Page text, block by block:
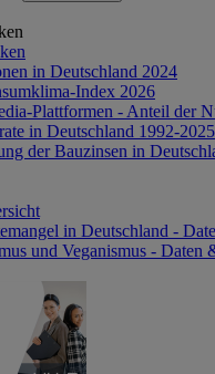
in Deutschland 2024
Index 2026
Plattformen - Anteil der
in Deutschland 1992-2025
der Bauzinsen in
in Deutschland -
und Veganismus - Daten